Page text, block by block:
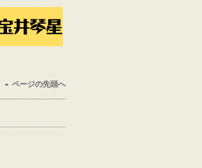
ページの先頭へ